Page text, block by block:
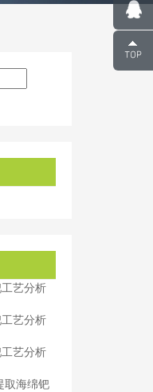
艺分析
艺分析
艺分析
取海绵钯